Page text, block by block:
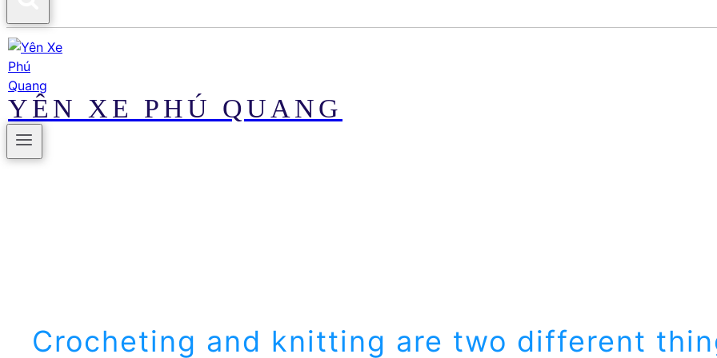
YÊN XE PHÚ QUANG
Crocheting and knitting are two different